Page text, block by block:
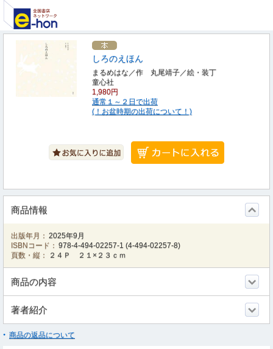
しろのえほん
まるめはな／作 丸尾靖子／絵・装丁
童心社
1,980円
通常１～２日で出荷
(！お盆時期の出荷について！)
商品情報
出版年月： 2025年9月
ISBNコード： 978-4-494-02257-1 (4-494-02257-8)
頁数・縦：
２４Ｐ ２１×２３ｃｍ
商品の内容
著者紹介
商品の返品について